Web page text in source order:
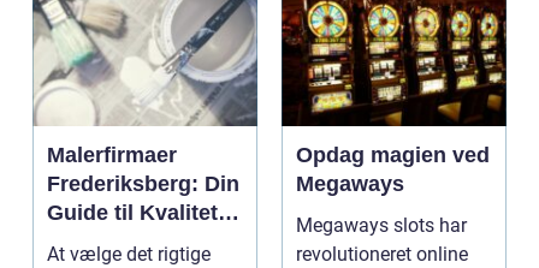
Malerfirmaer
Frederiksberg: Din
Guide til Kvalitet
og Service
At vælge det rigtige
Opdag magien ved
Megaways
Megaways slots har
revolutioneret online